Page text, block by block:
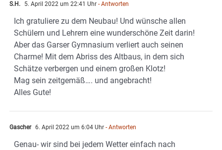
S.H. 5. April 2022 um 22:41 Uhr - Antworten
Ich gratuliere zu dem Neubau! Und wünsche allen
Schülern und Lehrern eine wunderschöne Zeit darin!
Aber das Garser Gymnasium verliert auch seinen
Charme! Mit dem Abriss des Altbaus, in dem sich
Schätze verbergen und einem großen Klotz!
Mag sein zeitgemäß…. und angebracht!
Alles Gute!
Gascher 6. April 2022 um 6:04 Uhr - Antworten
Genau- wir sind bei jedem Wetter einfach nach